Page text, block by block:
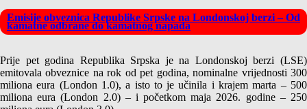
Emisije obveznica Republike Srpske na Londonskoj berzi – Od
kamatne odbrane do kamatnog napada
Prije pet godina Republika Srpska je na Londonskoj berzi (LSE)
emitovala obveznice na rok od pet godina, nominalne vrijednosti 300
miliona eura (London 1.0), a isto to je učinila i krajem marta – 500
miliona eura (London 2.0) – i početkom maja 2026. godine – 250